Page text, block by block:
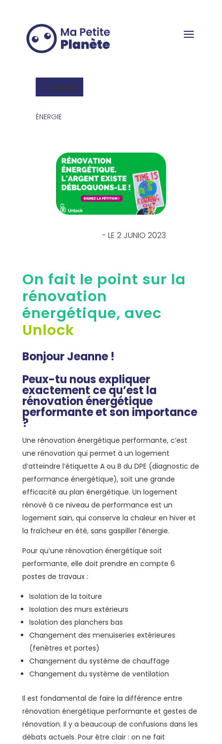
Volver
ÉNERGIE
- LE 2 JUNIO 2023
On fait le point sur la
rénovation
énergétique, avec
Unlock
Bonjour Jeanne !
Peux-tu nous expliquer
exactement ce qu’est la
rénovation énergétique
performante et son importance
?
Une rénovation énergétique performante, c’est
une rénovation qui permet à un logement
d’atteindre l’étiquette A ou B du DPE (diagnostic de
performance énergétique), soit une grande
efficacité au plan énergétique. Un logement
rénové à ce niveau de performance est un
logement sain, qui conserve la chaleur en hiver et
la fraîcheur en été, sans gaspiller l’énergie.
Pour qu’une rénovation énergétique soit
performante, elle doit prendre en compte 6
postes de travaux :
Isolation de la toiture
Isolation des murs extérieurs
Isolation des planchers bas
Changement des menuiseries extérieures
(fenêtres et portes)
Changement du système de chauffage
Changement du système de ventilation
Il est fondamental de faire la différence entre
rénovation énergétique performante et gestes de
rénovation. Il y a beaucoup de confusions dans les
débats actuels. Pour être clair : on ne fait